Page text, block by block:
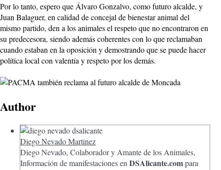
Por lo tanto, espero que Álvaro Gonzalvo, como futuro alcalde, y
Juan Balaguer, en calidad de concejal de bienestar animal del
mismo partido, den a los animales el respeto que no encontraron en
su predecesora, siendo además coherentes con lo que reclamaban
cuando estaban en la oposición y demostrando que se puede hacer
política local con valentía y respeto por los demás.
Author
Diego Nevado Martinez
Diego Nevado, Colaborador y Amante de los Animales,
Información de manifestaciones en DSAlicante.compara